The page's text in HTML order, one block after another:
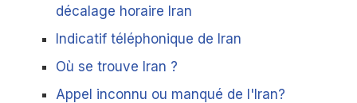
décalage horaire Iran
Indicatif téléphonique de Iran
Où se trouve Iran ?
Appel inconnu ou manqué de l'Iran?